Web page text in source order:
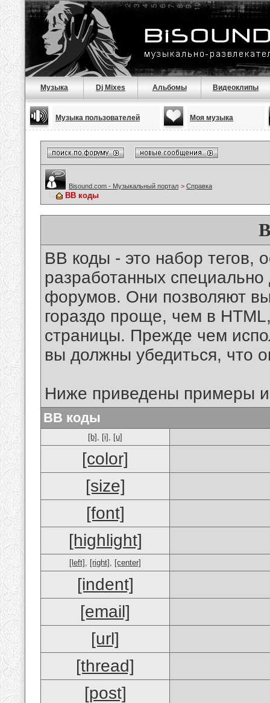
Музыка Dj Mixes Альбомы Видеоклипы
Музыка пользователей Моя музыка
Bisound.com - Музыкальный портал > Справка
BB коды
BB коды - это набор тегов,
разработанных
форумов. Они позволяют
гораздо проще, чем в
страницы. Прежде чем
вы должны убедиться, что
Ниже приведены примеры
BB коды
[b] , [i] , [u]
[color]
[size]
[font]
[highlight]
[left] , [right] , [center]
[indent]
[email]
[url]
[thread]
[post]